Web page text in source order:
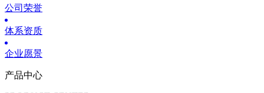
公司荣誉
体系资质
企业愿景
产品中心